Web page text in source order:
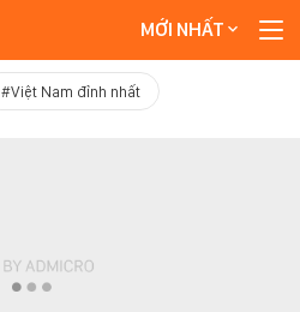
MỚI NHẤT
#Việt Nam đỉnh nhất